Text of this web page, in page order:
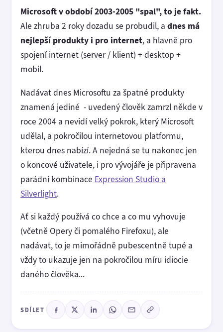
Microsoft v období 2003-2005 "spal", to je fakt.
Ale zhruba 2 roky dozadu se probudil, a dnes má
nejlepší produkty i pro internet, a hlavně pro
spojení internet (server / klient) + desktop +
mobil.
Nadávat dnes Microsoftu za špatné produkty
znamená jediné - uvedený člověk zamrzl někde v
roce 2004 a nevidí velký pokrok, který Microsoft
udělal, a pokročilou internetovou platformu,
kterou dnes nabízí. A nejedná se tu nakonec jen
o koncové uživatele, i pro vývojáře je připravena
parádní kombinace Expression Studio a
Silverlight.
Ať si každý používá co chce a co mu vyhovuje
(včetně Opery či pomalého Firefoxu), ale
nadávat, to je mimořádně pubescentně tupé a
vždy to ukazuje jen na pokročilou míru idiocie
daného člověka...
SDÍLET